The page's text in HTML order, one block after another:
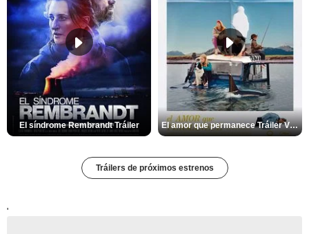
El síndrome Rembrandt Tráiler El amor que permanece Tráiler VOSE
Tráilers de próximos estrenos
'